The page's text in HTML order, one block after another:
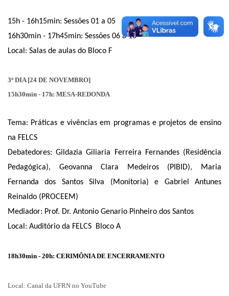
15h - 16h15min: Sessões 01 a 05
16h30min - 17h45min: Sessões 06 a 10
Local: Salas de aulas do Bloco F
3º DIA [24 DE NOVEMBRO]
15h30min - 17h: MESA-REDONDA
Tema: Práticas e vivências em programas e projetos de ensino
na FELCS
Debatedores: Gildazia Giliaria Ferreira Fernandes (Residência
Pedagógica), Geovanna Clara Medeiros (PIBID), Maria
Fernanda dos Santos Silva (Monitoria) e Gabriel Antunes
Reinaldo (PROCEEM)
Mediador: Prof. Dr. Antonio Genario Pinheiro dos Santos
Local: Auditório da FELCS  Bloco A
18h30min - 20h: CERIMÔNIA DE ENCERRAMENTO
Local: Canal da UFRN no YouTube